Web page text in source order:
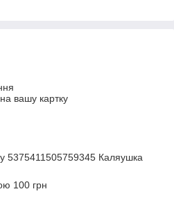
вашу картку
5375411505759345 Каляушка
100 грн